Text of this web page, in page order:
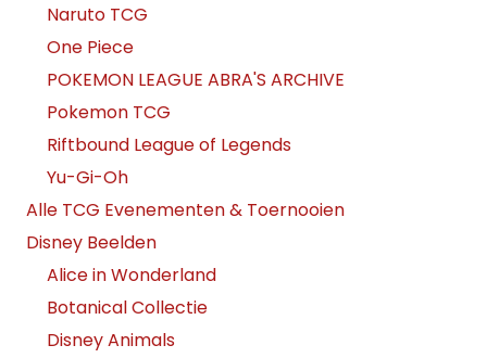
Naruto TCG
One Piece
POKEMON LEAGUE ABRA'S ARCHIVE
Pokemon TCG
Riftbound League of Legends
Yu-Gi-Oh
Alle TCG Evenementen & Toernooien
Disney Beelden
Alice in Wonderland
Botanical Collectie
Disney Animals